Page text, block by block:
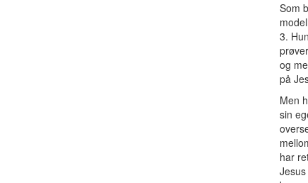
Som
3.
og
på
Men
sin
har